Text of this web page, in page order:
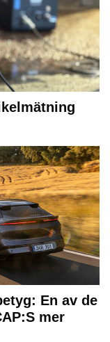
En av de
mer